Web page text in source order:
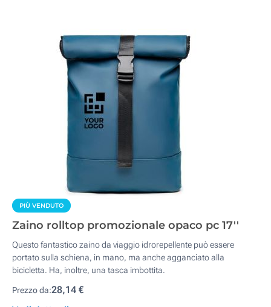
PIÙ VENDUTO
Zaino rolltop promozionale opaco pc 17''
Questo fantastico zaino da viaggio idrorepellente può essere
portato sulla schiena, in mano, ma anche agganciato alla
bicicletta. Ha, inoltre, una tasca imbottita.
Prezzo da:28,14 €